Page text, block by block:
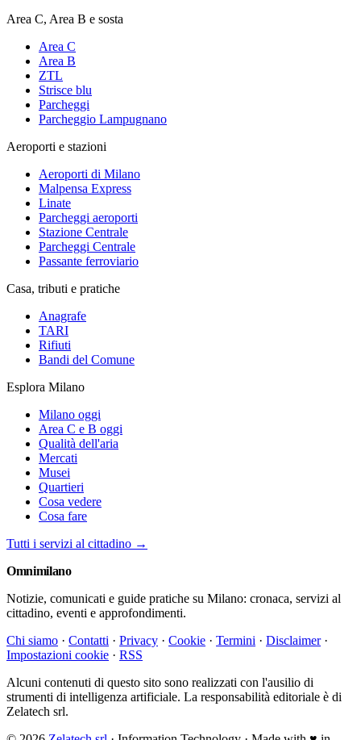
Area C, Area B e sosta
Area C
Area B
ZTL
Strisce blu
Parcheggi
Parcheggio Lampugnano
Aeroporti e stazioni
Aeroporti di Milano
Malpensa Express
Linate
Parcheggi aeroporti
Stazione Centrale
Parcheggi Centrale
Passante ferroviario
Casa, tributi e pratiche
Anagrafe
TARI
Rifiuti
Bandi del Comune
Esplora Milano
Milano oggi
Area C e B oggi
Qualità dell'aria
Mercati
Musei
Quartieri
Cosa vedere
Cosa fare
Tutti i servizi al cittadino →
Omnimilano
Notizie, comunicati e guide pratiche su Milano: cronaca, servizi al
cittadino, eventi e approfondimenti.
Chi siamo · Contatti · Privacy · Cookie · Termini · Disclaimer ·
Impostazioni cookie · RSS
Alcuni contenuti di questo sito sono realizzati con l'ausilio di
strumenti di intelligenza artificiale. La responsabilità editoriale è di
Zelatech srl.